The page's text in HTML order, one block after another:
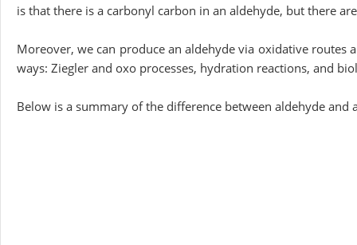
is that there is a carbonyl carbon in an aldehyde, but there
Moreover, we can produce an aldehyde via oxidative
ways: Ziegler and oxo processes, hydration reactions, and
Below is a summary of the difference between aldehyde and